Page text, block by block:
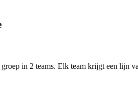
in 2 teams. Elk team krijgt een lijn